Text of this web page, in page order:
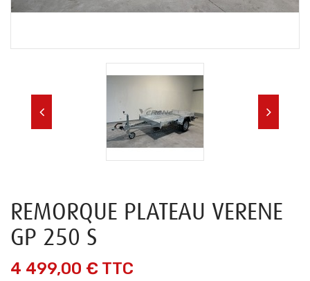
REMORQUE PLATEAU VERENE
GP 250 S
4 499,00 € TTC